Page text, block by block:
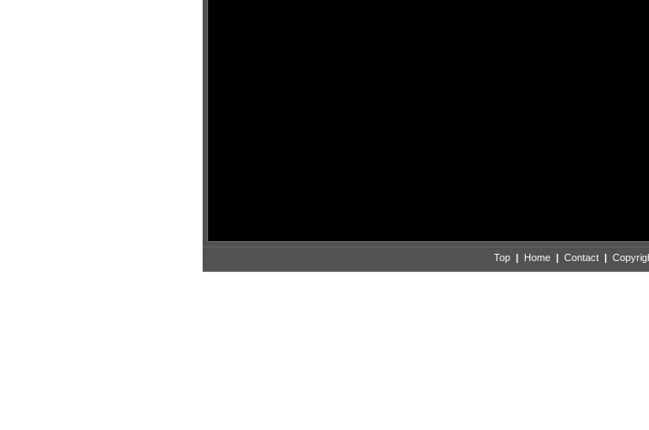
Top | Home | Contact |